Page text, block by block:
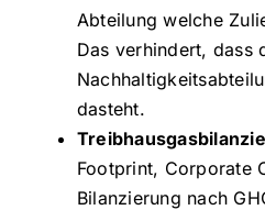
Abteilung welche
Das verhindert, dass
dasteht.
Footprint, Corporate
Bilanzierung nach